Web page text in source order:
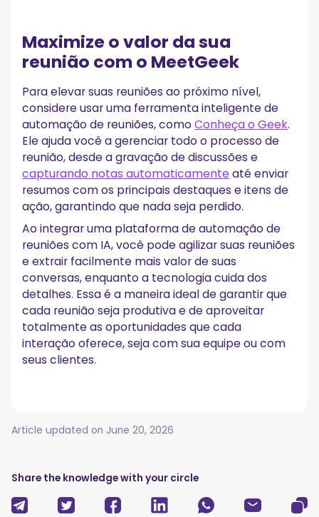
Maximize o valor da sua
reunião com o MeetGeek
Para elevar suas reuniões ao próximo nível,
considere usar uma ferramenta inteligente de
automação de reuniões, comoConheça o Geek.
Ele ajuda você a gerenciar todo o processo de
reunião, desde a gravação de discussões e
capturando notas automaticamenteaté enviar
resumos com os principais destaques e itens de
ação, garantindo que nada seja perdido.
Ao integrar uma plataforma de automação de
reuniões com IA, você pode agilizar suas reuniões
e extrair facilmente mais valor de suas
conversas, enquanto a tecnologia cuida dos
detalhes. Essa é a maneira ideal de garantir que
cada reunião seja produtiva e de aproveitar
totalmente as oportunidades que cada
interação oferece, seja com sua equipe ou com
seus clientes.
Article updated on June 20, 2026
Share the knowledge with your circle